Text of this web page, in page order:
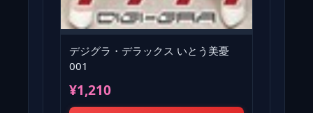
デジグラ・デラックス いとう美憂
001
¥1,210